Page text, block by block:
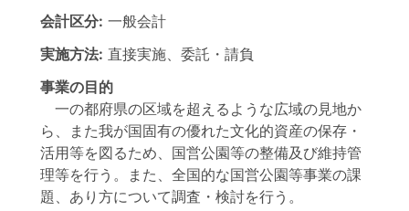
会計区分: 一般会計
実施方法: 直接実施、委託・請負
事業の目的
一の都府県の区域を超えるような広域の見地か
ら、また我が国固有の優れた文化的資産の保存・
活用等を図るため、国営公園等の整備及び維持管
理等を行う。また、全国的な国営公園等事業の課
題、あり方について調査・検討を行う。